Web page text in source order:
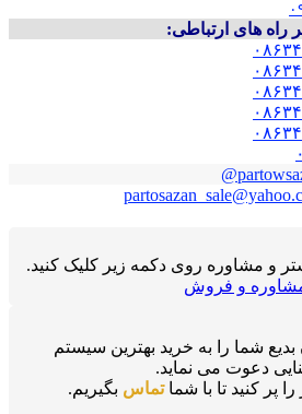
راه های ارتباطی:
و مشاوره روی دکمه زیر کلیک کنید.
و فروش
شما را به خرید بهترین سیستم
دعوت می نماید.
را پر کنید تا با شماتماس بگیریم.